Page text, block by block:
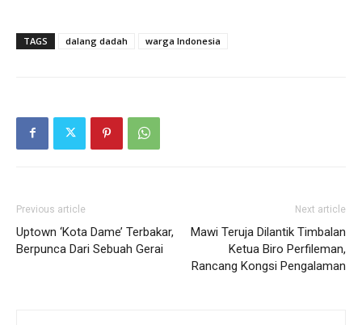
TAGS dalang dadah warga Indonesia
Previous article
Uptown ‘Kota Dame’ Terbakar,
Berpunca Dari Sebuah Gerai
Next article
Mawi Teruja Dilantik Timbalan
Ketua Biro Perfileman,
Rancang Kongsi Pengalaman